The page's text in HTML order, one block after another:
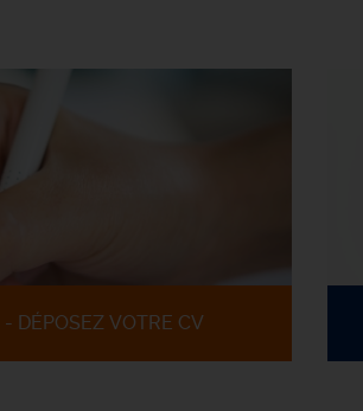
DÉPOSEZ VOTRE CV